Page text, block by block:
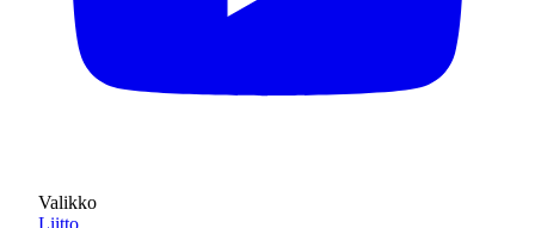
Valikko
Liitto